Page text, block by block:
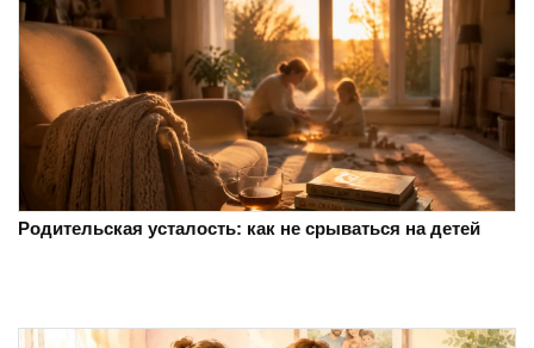
Родительская усталость: как не срываться на детей